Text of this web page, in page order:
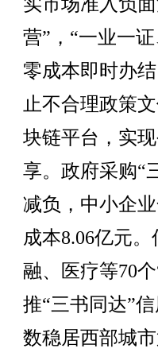
营”，“一业一
零成本即时办
止不合理政策
块链平台，实
享。政府采购“
减负，中小企
成本8.06亿元
融、医疗等70
推“三书同达”
数稳居西部城